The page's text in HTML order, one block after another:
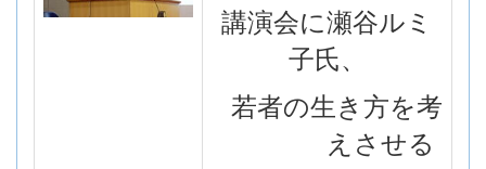
講演会に瀬谷ルミ
子氏、
若者の生き方を考
えさせる